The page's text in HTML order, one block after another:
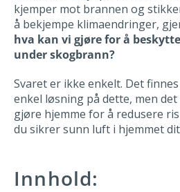
kjemper mot brannen og
å bekjempe klimaendringer,
hva kan vi gjøre for å
under skogbrann?
Svaret er ikke enkelt. Det
enkel løsning på dette, men
gjøre hjemme for å redusere
du sikrer sunn luft i hjemmet
Innhold: